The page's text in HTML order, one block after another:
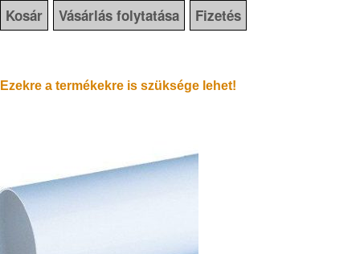
Kosár Vásárlás folytatása Fizetés
Ezekre a termékekre is szüksége lehet!